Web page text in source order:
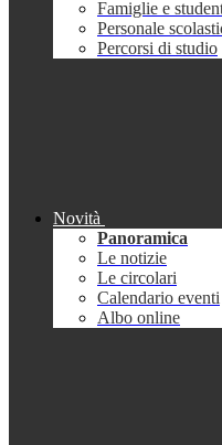
Famiglie e
Personale
Percorsi di studio
Novità
Panoramica
Le notizie
Le circolari
Calendario eventi
Albo online